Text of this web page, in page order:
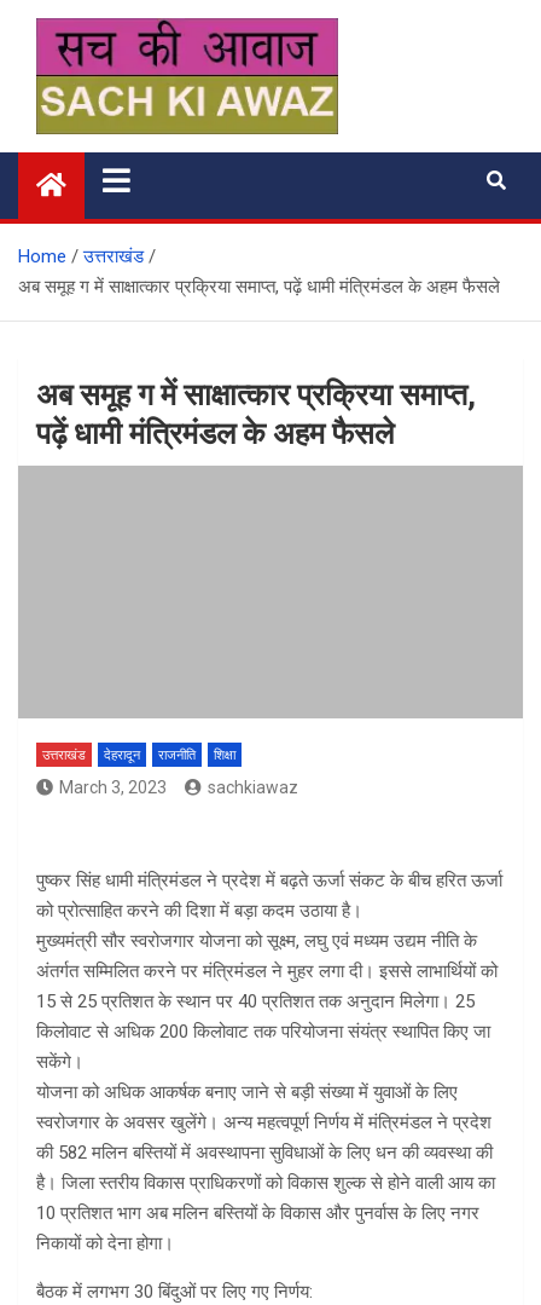
content
सच की आवाज
Home
उत्तराखंड
अब समूह ग में साक्षात्कार प्रक्रिया समाप्त, पढ़ें धामी मंत्रिमंडल के अहम फैसले
अब समूह ग में साक्षात्कार प्रक्रिया समाप्त,
पढ़ें धामी मंत्रिमंडल के अहम फैसले
उत्तराखंड देहरादून राजनीति शिक्षा
March 3, 2023 sachkiawaz
पुष्कर सिंह धामी मंत्रिमंडल ने प्रदेश में बढ़ते ऊर्जा संकट के बीच हरित ऊर्जा
को प्रोत्साहित करने की दिशा में बड़ा कदम उठाया है।
मुख्यमंत्री सौर स्वरोजगार योजना को सूक्ष्म, लघु एवं मध्यम उद्यम नीति के
अंतर्गत सम्मिलित करने पर मंत्रिमंडल ने मुहर लगा दी। इससे लाभार्थियों को
15 से 25 प्रतिशत के स्थान पर 40 प्रतिशत तक अनुदान मिलेगा। 25
किलोवाट से अधिक 200 किलोवाट तक परियोजना संयंत्र स्थापित किए जा
सकेंगे।
योजना को अधिक आकर्षक बनाए जाने से बड़ी संख्या में युवाओं के लिए
स्वरोजगार के अवसर खुलेंगे। अन्य महत्वपूर्ण निर्णय में मंत्रिमंडल ने प्रदेश
की 582 मलिन बस्तियों में अवस्थापना सुविधाओं के लिए धन की व्यवस्था की
है। जिला स्तरीय विकास प्राधिकरणों को विकास शुल्क से होने वाली आय का
10 प्रतिशत भाग अब मलिन बस्तियों के विकास और पुनर्वास के लिए नगर
निकायों को देना होगा।
बैठक में लगभग 30 बिंदुओं पर लिए गए निर्णय: